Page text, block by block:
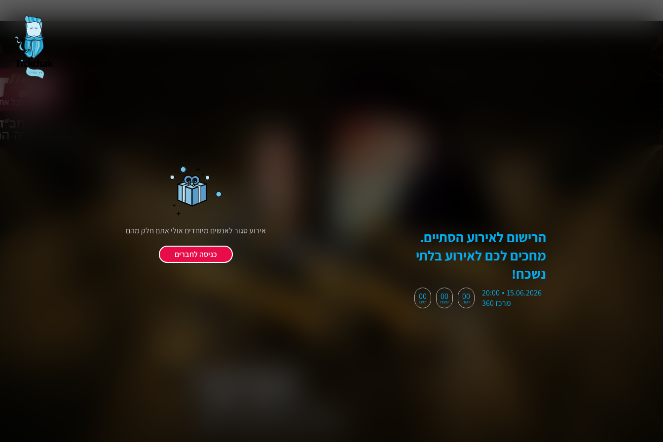
הרישום לאירוע הסתיים.
מחכים לכם לאירוע בלתי
נשכח!
15.06.2026
20:00
מרכז 360
00
00
00
אירוע סגור לאנשים מיוחדים אולי אתם חלק מהם
כניסה לחברים